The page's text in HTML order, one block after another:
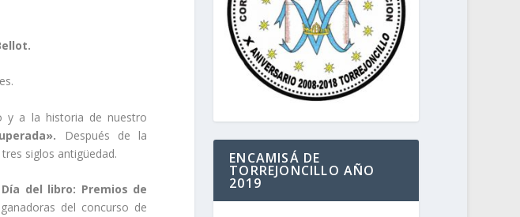
y a la historia de nuestro
Después de la
siglos antigüedad.
del libro: Premios de
del concurso de
ENCAMISÁ DE
TORREJONCILLO AÑO
2019